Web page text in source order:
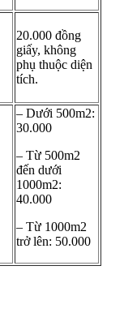
20.000 đồng
giấy, không
phụ thuộc diện
tích.
– Dưới 500m2:
30.000
– Từ 500m2
đến dưới
1000m2:
40.000
– Từ 1000m2
trở lên: 50.000